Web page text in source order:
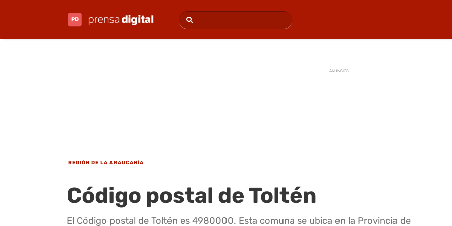
ANUNCIOS
REGIÓN DE LA ARAUCANÍA
Código postal de Toltén
El Código postal de Toltén es 4980000. Esta comuna se ubica en la Provincia de